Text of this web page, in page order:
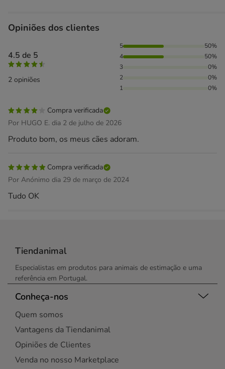
Opiniões dos clientes
4.5 de 5
2 opiniões
50% das pessoas avaliaram com 5 estrelas, 50% das
5
50%
4
50%
3
0%
2
0%
1
0%
Compra verificada
Por HUGO E. dia 2 de julho de 2026
Produto bom, os meus cães adoram.
Compra verificada
Por Anónimo dia 29 de março de 2024
Tudo OK
Tiendanimal
Especialistas em produtos para animais de estimação e uma
referência em Portugal.
Conheça-nos
Quem somos
Vantagens da Tiendanimal
Opiniões de Clientes
Venda no nosso Marketplace